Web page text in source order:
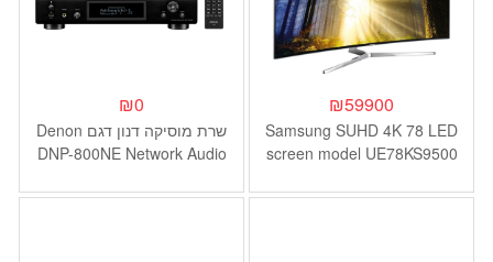
₪59900
Samsung SUHD 4K 78 LED
screen model UE78KS9500
₪0
שרת מוסיקה דנון דגם Denon
DNP-800NE Network Audio
Bluetooth